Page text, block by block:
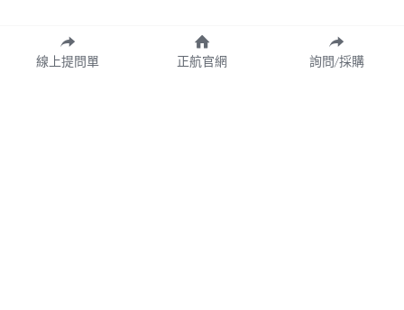
線上提問單 正航官網 詢問/採購